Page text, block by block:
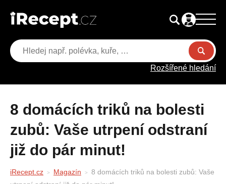
Rozšířené hledání
8 domácích triků na bolesti
zubů: Vaše utrpení odstraní
již do pár minut!
iRecept.cz Magazín
8 domácích triků na bolesti zubů: Vaše